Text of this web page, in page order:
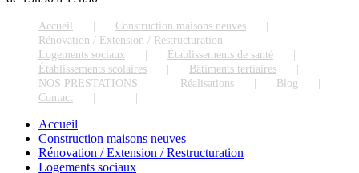
Accueil
Construction maisons neuves
Rénovation / Extension / Restructuration
Logements sociaux
Établissements de santé
Établissements scolaires
Bâtiments tertiaires
NOS PRESTATIONS
Réalisations
Blog
Contact
Accueil
Construction maisons neuves
Rénovation / Extension / Restructuration
Logements sociaux